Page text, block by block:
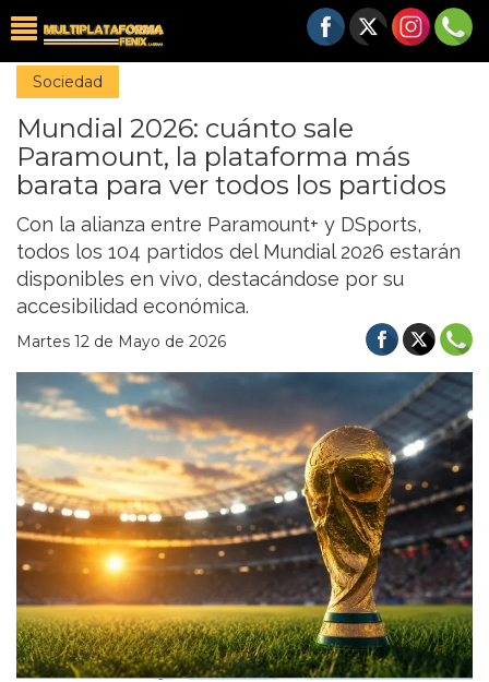
Sociedad
Mundial 2026: cuánto sale
Paramount, la plataforma más
barata para ver todos los partidos
Con la alianza entre Paramount+ y DSports,
todos los 104 partidos del Mundial 2026 estarán
disponibles en vivo, destacándose por su
accesibilidad económica.
Martes 12 de Mayo de 2026